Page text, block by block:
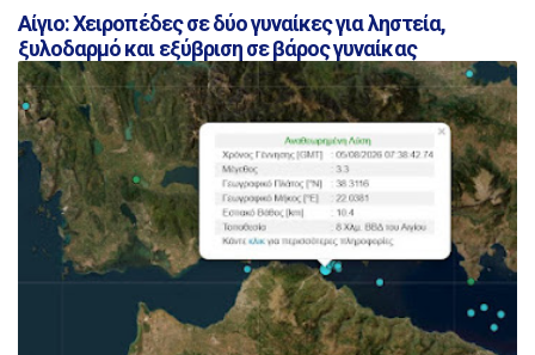
Αίγιο: Χειροπέδες σε δύο γυναίκες για ληστεία,
ξυλοδαρμό και εξύβριση σε βάρος γυναίκας